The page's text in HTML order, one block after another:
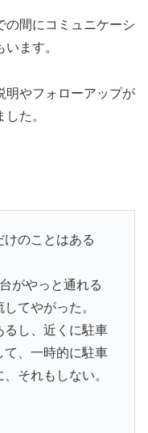
の間にコミュニケーシ
ます。
明やフォローアップが
た。
のことはある
がやっと通れる
てやがった。
るし、近くに駐車
て、一時的に駐車
それもしない。